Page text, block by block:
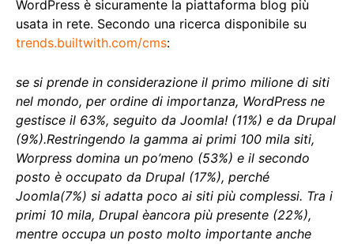
WordPress è sicuramente la piattaforma blog più
usata in rete. Secondo una ricerca disponibile su
trends.builtwith.com/cms:
se si prende in considerazione il primo milione di siti
nel mondo, per ordine di importanza, WordPress ne
gestisce il 63%, seguito da Joomla! (11%) e da Drupal
(9%).Restringendo la gamma ai primi 100 mila siti,
Worpress domina un po’meno (53%) e il secondo
posto è occupato da Drupal (17%), perché
Joomla(7%) si adatta poco ai siti più complessi. Tra i
primi 10 mila, Drupal èancora più presente (22%),
mentre occupa un posto molto importante anche